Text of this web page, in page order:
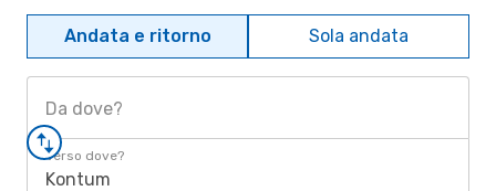
Andata e ritorno Sola andata
Da dove?
Verso dove?
Kontum